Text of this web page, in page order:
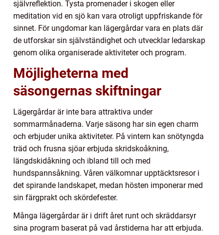
självreflektion. Tysta promenader i skogen eller
meditation vid en sjö kan vara otroligt uppfriskande för
sinnet. För ungdomar kan lägergårdar vara en plats där
de utforskar sin självständighet och utvecklar ledarskap
genom olika organiserade aktiviteter och program.
Möjligheterna med
säsongernas skiftningar
Lägergårdar är inte bara attraktiva under
sommarmånaderna. Varje säsong har sin egen charm
och erbjuder unika aktiviteter. På vintern kan snötyngda
träd och frusna sjöar erbjuda skridskoåkning,
längdskidåkning och ibland till och med
hundspannsåkning. Våren välkomnar upptäcktsresor i
det spirande landskapet, medan hösten imponerar med
sin färgprakt och skördefester.
Många lägergårdar är i drift året runt och skräddarsyr
sina program baserat på vad årstiderna har att erbjuda.